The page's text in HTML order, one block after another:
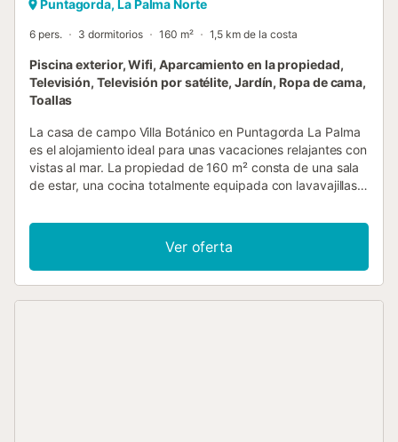
Puntagorda, La Palma Norte
6 pers. 3 dormitorios 160 m² 1,5 km de la costa
Piscina exterior, Wifi, Aparcamiento en la propiedad,
Televisión, Televisión por satélite, Jardín, Ropa de cama,
Toallas
La casa de campo Villa Botánico en Puntagorda La Palma
es el alojamiento ideal para unas vacaciones relajantes con
vistas al mar. La propiedad de 160 m² consta de una sala
de estar, una cocina totalmente equipada con lavavajillas,
lo que puede acomodar a 6 personas. Los servicios
adicionales incluyen Wi-Fi de alta velocidad, lavadora y
televisión. También se puede solicitar una cuna para
bebés y una cuna. Su zona exterior privada incluye un
Ver oferta